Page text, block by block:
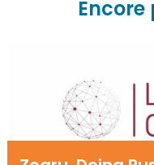
Encore